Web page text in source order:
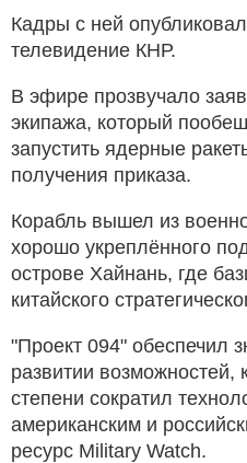
Кадры с ней
телевидение КНР.
В эфире прозвучало
экипажа, который
запустить ядерные
получения приказа.
Корабль вышел из
хорошо укреплённого
острове Хайнань, где
китайского
"Проект 094" обеспечил
развитии возможностей,
степени сократил
американским и
ресурс Military Watch.